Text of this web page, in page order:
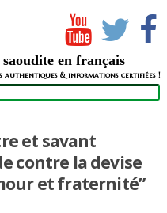
en français
authentiques & informations certifiées !
et savant
contre la devise
et fraternité”